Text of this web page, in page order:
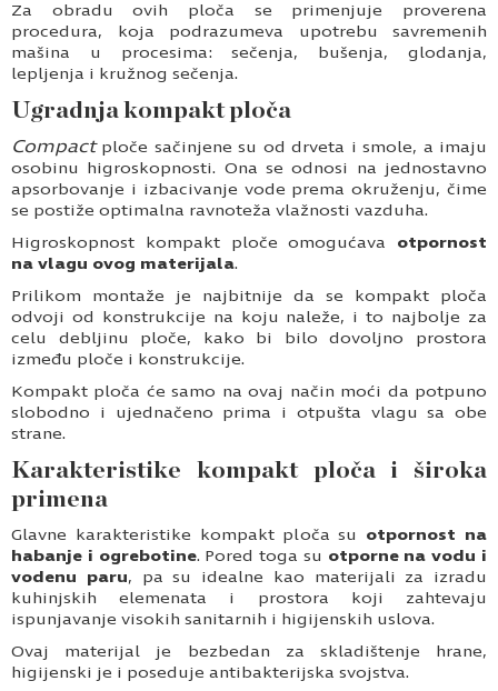
Za obradu ovih ploča se primenjuje proverena
procedura, koja podrazumeva upotrebu savremenih
mašina u procesima: sečenja, bušenja, glodanja,
lepljenja i kružnog sečenja.
Ugradnja kompakt ploča
Compactploče sačinjene su od drveta i smole, a imaju
osobinu higroskopnosti. Ona se odnosi na jednostavno
apsorbovanje i izbacivanje vode prema okruženju, čime
se postiže optimalna ravnoteža vlažnosti vazduha.
Higroskopnost kompakt ploče omogućava otpornost
na vlagu ovog materijala.
Prilikom montaže je najbitnije da se kompakt ploča
odvoji od konstrukcije na koju naleže, i to najbolje za
celu debljinu ploče, kako bi bilo dovoljno prostora
između ploče i konstrukcije.
Kompakt ploča će samo na ovaj način moći da potpuno
slobodno i ujednačeno prima i otpušta vlagu sa obe
strane.
Karakteristike kompakt ploča i široka
primena
Glavne karakteristike kompakt ploča su otpornost na
habanje i ogrebotine. Pored toga su otporne na vodu i
vodenu paru, pa su idealne kao materijali za izradu
kuhinjskih elemenata i prostora koji zahtevaju
ispunjavanje visokih sanitarnih i higijenskih uslova.
Ovaj materijal je bezbedan za skladištenje hrane,
higijenski je i poseduje antibakterijska svojstva.